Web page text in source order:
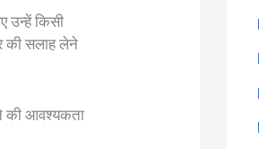
उन्हें किसी
की सलाह लेने
की आवश्यकता